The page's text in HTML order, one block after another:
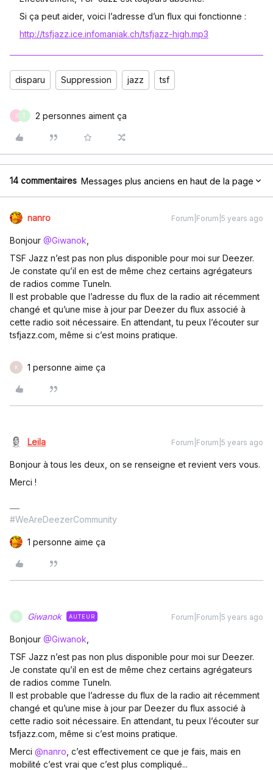
Si ça peut aider, voici l’adresse d’un flux qui fonctionne :
http://tsfjazz.ice.infomaniak.ch/tsfjazz-high.mp3
disparu Suppression jazz tsf
S T 2 personnes aiment ça
14 commentaires Messages plus anciens en haut de la page
nanro Forum|Forum|5 years ago
Bonjour @Giwanok
TSF Jazz n’est pas non plus disponible pour moi sur Deezer.
Je constate qu’il en est de même chez certains agrégateurs
de radios comme TuneIn.
Il est probable que l’adresse du flux de la radio ait récemment
changé et qu’une mise à jour par Deezer du flux associé à
cette radio soit nécessaire. En attendant, tu peux l’écouter sur
tsfjazz.com, même si c’est moins pratique.
K 1 personne aime ça
Leila Forum|Forum|5 years ago
Bonjour à tous les deux, on se renseigne et revient vers vous.
Merci !
#WeAreDeezerCommunity
1 personne aime ça
G Giwanok AUTEUR Forum|Forum|5 years ago
Bonjour @Giwanok
TSF Jazz n’est pas non plus disponible pour moi sur Deezer.
Je constate qu’il en est de même chez certains agrégateurs
de radios comme TuneIn.
Il est probable que l’adresse du flux de la radio ait récemment
changé et qu’une mise à jour par Deezer du flux associé à
cette radio soit nécessaire. En attendant, tu peux l’écouter sur
tsfjazz.com, même si c’est moins pratique.
Merci @nanro , c’est effectivement ce que je fais, mais en
mobilité c’est vrai que c’est plus compliqué...